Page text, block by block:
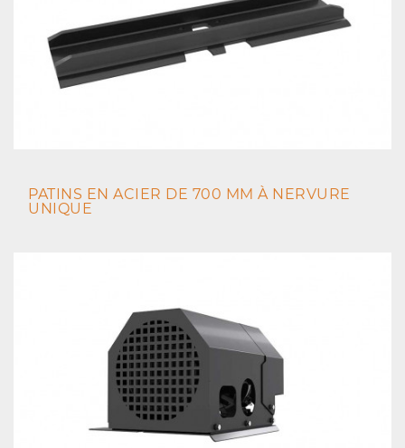
PATINS EN ACIER DE 700 MM À NERVURE
UNIQUE